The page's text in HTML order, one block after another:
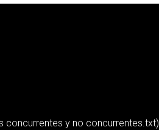
y no concurrentes.txt)]